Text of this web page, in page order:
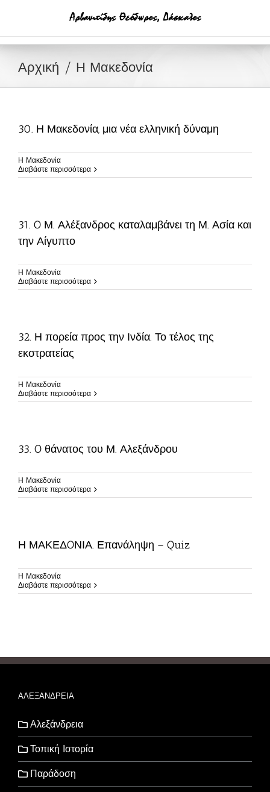
Αρχική Η Μακεδονία
30. Η Μακεδονία, μια νέα ελληνική δύναμη
Η Μακεδονία
Διαβάστε περισσότερα
31. O Μ. Αλέξανδρος καταλαμβάνει τη Μ. Ασία και
την Αίγυπτο
Η Μακεδονία
Διαβάστε περισσότερα
32. Η πορεία προς την Ινδία. Το τέλος της
εκστρατείας
Η Μακεδονία
Διαβάστε περισσότερα
33. O θάνατος του Μ. Αλεξάνδρου
Η Μακεδονία
Διαβάστε περισσότερα
Η ΜΑΚΕΔOΝΙΑ. Επανάληψη – Quiz
Η Μακεδονία
Διαβάστε περισσότερα
ΑΛΕΞΑΝΔΡΕΙΑ
Αλεξάνδρεια
Τοπική Ιστορία
Παράδοση